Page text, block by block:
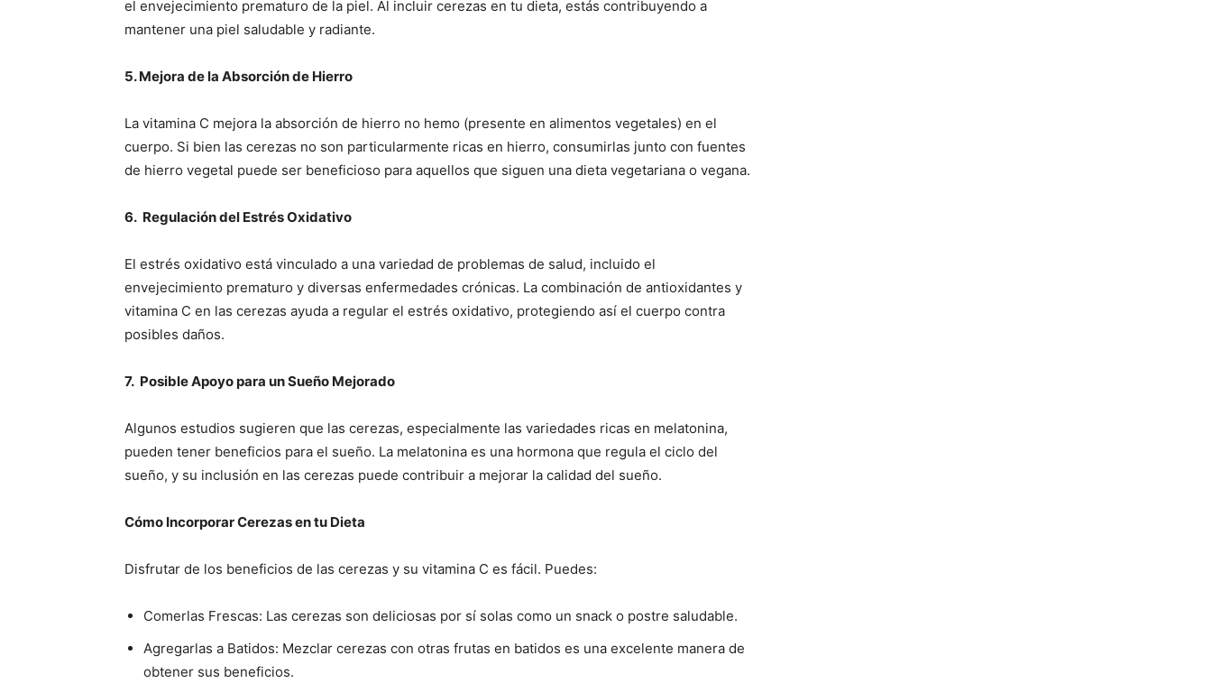
el envejecimiento prematuro de la piel. Al incluir cerezas en tu dieta, estás contribuyendo a
mantener una piel saludable y radiante.
5. Mejora de la Absorción de Hierro
La vitamina C mejora la absorción de hierro no hemo (presente en alimentos vegetales) en el
cuerpo. Si bien las cerezas no son particularmente ricas en hierro, consumirlas junto con fuentes
de hierro vegetal puede ser beneficioso para aquellos que siguen una dieta vegetariana o vegana.
6. Regulación del Estrés Oxidativo
El estrés oxidativo está vinculado a una variedad de problemas de salud, incluido el
envejecimiento prematuro y diversas enfermedades crónicas. La combinación de antioxidantes y
vitamina C en las cerezas ayuda a regular el estrés oxidativo, protegiendo así el cuerpo contra
posibles daños.
7. Posible Apoyo para un Sueño Mejorado
Algunos estudios sugieren que las cerezas, especialmente las variedades ricas en melatonina,
pueden tener beneficios para el sueño. La melatonina es una hormona que regula el ciclo del
sueño, y su inclusión en las cerezas puede contribuir a mejorar la calidad del sueño.
Cómo Incorporar Cerezas en tu Dieta
Disfrutar de los beneficios de las cerezas y su vitamina C es fácil. Puedes:
Comerlas Frescas: Las cerezas son deliciosas por sí solas como un snack o postre saludable.
Agregarlas a Batidos: Mezclar cerezas con otras frutas en batidos es una excelente manera de
obtener sus beneficios.